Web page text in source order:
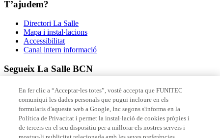
T’ajudem?
Directori La Salle
Mapa i instal·lacions
Accessibilitat
Canal intern informació
Segueix La Salle BCN
En fer clic a “Acceptar-les totes”, vostè accepta que FUNITEC
comuniqui les dades personals que pugui incloure en els
formularis d'aquesta web a Google, Inc segons s'informa en la
Política de Privacitat i permet la instal·lació de cookies pròpies i
de tercers en el seu dispositiu per a millorar els nostres serveis i